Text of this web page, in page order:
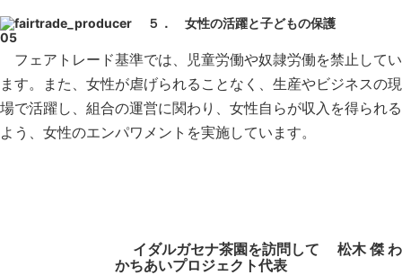
５． 女性の活躍と子どもの保護
フェアトレード基準では、児童労働や奴隷労働を禁止してい
ます。また、女性が虐げられることなく、生産やビジネスの現
場で活躍し、組合の運営に関わり、女性自らが収入を得られる
よう、女性のエンパワメントを実施しています。
イダルガセナ茶園を訪問して 松木 傑 わ
かちあいプロジェクト代表